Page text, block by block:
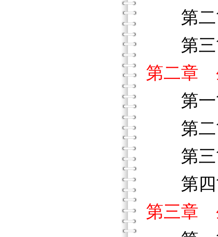
第二
第三
第二章
第一
第二
第三
第四
第三章